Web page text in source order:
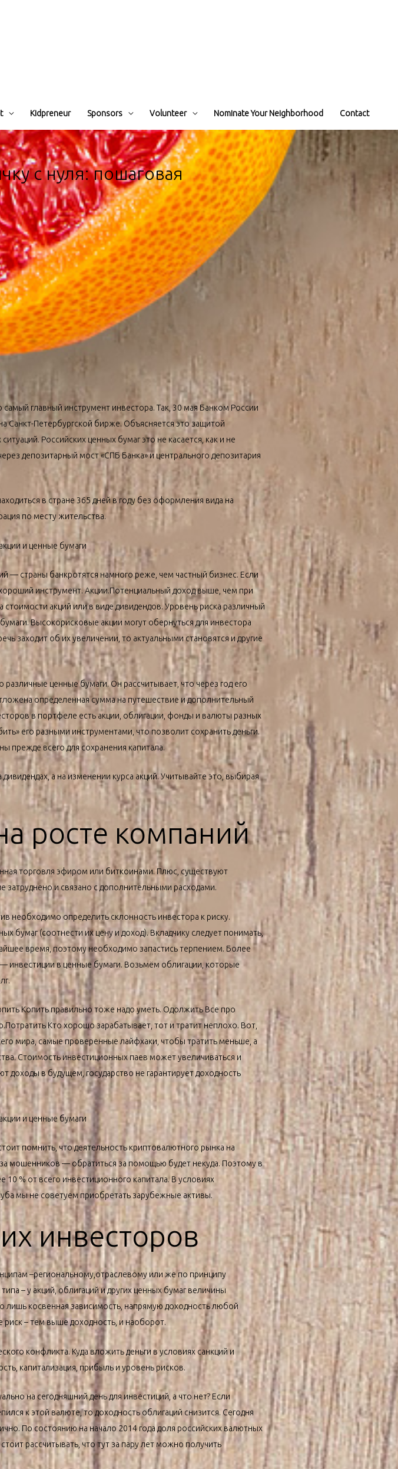
Kidpreneur Sponsors Volunteer Nominate Your Neighborhood Contact
с нуля: пошаговая
главный инструмент инвестора. Так, 30 мая Банком России
Санкт-Петербургской бирже. Объясняется это защитой
Российских ценных бумаг это не касается, как и не
депозитарный мост «СПБ Банка» и центрального депозитария
в стране 365 дней в году без оформления вида на
по месту жительства.
— страны банкротятся намного реже, чем частный бизнес. Если
инструмент. Акции.Потенциальный доход выше, чем при
акций или в виде дивидендов. Уровень риска различный
Высокорисковые акции могут обернуться для инвестора
заходит об их увеличении, то актуальными становятся и другие
ценные бумаги. Он рассчитывает, что через год его
определенная сумма на путешествие и дополнительный
в портфеле есть акции, облигации, фонды и валюты разных
его разными инструментами, что позволит сохранить деньги.
всего для сохранения капитала.
а на изменении курса акций. Учитывайте это, выбирая
росте компаний
торговля эфиром или биткоинами. Плюс, существуют
затруднено и связано с дополнительными расходами.
необходимо определить склонность инвестора к риску.
(соотнести их цену и доход). Вкладчику следует понимать,
время, поэтому необходимо запастись терпением. Более
инвестиции в ценные бумаги. Возьмём облигации, которые
Копить правильно тоже надо уметь. Одолжить Все про
Кто хорошо зарабатывает, тот и тратит неплохо. Вот,
мира, самые проверенные лайфхаки, чтобы тратить меньше, а
Стоимость инвестиционных паев может увеличиваться и
в будущем, государство не гарантирует доходность
помнить, что деятельность криптовалютного рынка на
за мошенников — обратиться за помощью будет некуда. Поэтому в
% от всего инвестиционного капитала. В условиях
мы не советуем приобретать зарубежные активы.
инвесторов
–региональному,отраслевому или же по принципу
– у акций, облигаций и других ценных бумаг величины
косвенная зависимость, напрямую доходность любой
– тем выше доходность, и наоборот.
конфликта. Куда вложить деньги в условиях санкций и
капитализация, прибыль и уровень рисков.
на сегодняшний день для инвестиций, а что нет? Если
к этой валюте, то доходность облигаций снизится. Сегодня
По состоянию на начало 2014 года доля российских валютных
рассчитывать, что тут за пару лет можно получить